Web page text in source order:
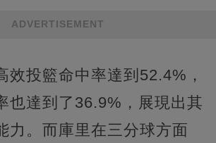
ADVERTISEMENT
效投籃命中率達到52.4%，
也達到了36.9%，展現出其
力。而庫里在三分球方面